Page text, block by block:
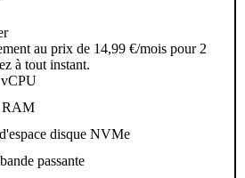
au prix de 14,99 €/mois pour 2
à tout instant.
RAM
d'espace disque NVMe
passante